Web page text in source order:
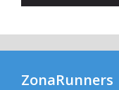
ZonaRunners